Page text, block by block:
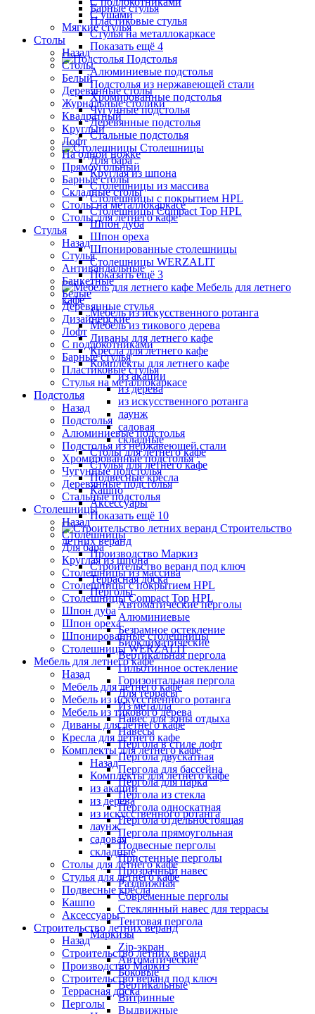
Барные стулья
Пластиковые стулья
Стулья на металлокаркасе
Показать ещё 4
Подстолья
Алюминиевые подстолья
Подстолья из нержавеющей стали
Хромированные подстолья
Чугунные подстолья
Деревянные подстолья
Стальные подстолья
Столешницы
Для бара
Круглая из шпона
Столешницы из массива
Столешницы с покрытием HPL
Столешницы Сompact Top HPL
Шпон дуба
Шпон ореха
Шпонированные столешницы
Столешницы WERZALIT
Показать ещё 3
Мебель для летнего
кафе
Мебель из искусственного ротанга
Мебель из тикового дерева
Диваны для летнего кафе
Кресла для летнего кафе
Комплекты для летнего кафе
из акации
из дерева
из искусственного ротанга
лаунж
садовая
складные
Столы для летнего кафе
Стулья для летнего кафе
Подвесные кресла
Кашпо
Аксессуары
Показать ещё 10
Строительство
летних веранд
Производство Маркиз
Строительство веранд под ключ
Террасная доска
Перголы
Автоматические перголы
Алюминиевые
Безрамное остекление
Биоклиматические
Вертикальная пергола
Гильотинное остекление
Горизонтальная пергола
Для террасы
Из металла
Навес для зоны отдыха
Навесы
Пергола в стиле лофт
Пергола двускатная
Пергола для бассейна
Пергола для парка
Пергола из стекла
Пергола односкатная
Пергола отдельностоящая
Пергола прямоугольная
Подвесные перголы
Пристенные перголы
Прозрачный навес
Раздвижная
Современные перголы
Стеклянный навес для террасы
Тентовая пергола
Маркизы
Zip-экран
Автоматические
Боковые
Вертикальные
Витринные
Выдвижные
С ушами
Мягкие стулья
Столы
Назад
Столы
Белый
Деревянные столы
Журнальные столики
Квадратный
Круглый
Лофт
На одной ножке
Прямоугольный
Барные столы
Складные столы
Столы на металлокаркасе
Столы для летнего кафе
Стулья
Назад
Стулья
Антивандальные
Банкетные
Белые
Деревянные стулья
Дизайнерские
Лофт
С подлокотниками
Барные стулья
Пластиковые стулья
Стулья на металлокаркасе
Подстолья
Назад
Подстолья
Алюминиевые подстолья
Подстолья из нержавеющей стали
Хромированные подстолья
Чугунные подстолья
Деревянные подстолья
Стальные подстолья
Столешницы
Назад
Столешницы
Для бара
Круглая из шпона
Столешницы из массива
Столешницы с покрытием HPL
Столешницы Сompact Top HPL
Шпон дуба
Шпон ореха
Шпонированные столешницы
Столешницы WERZALIT
Мебель для летнего кафе
Назад
Мебель для летнего кафе
Мебель из искусственного ротанга
Мебель из тикового дерева
Диваны для летнего кафе
Кресла для летнего кафе
Комплекты для летнего кафе
Назад
Комплекты для летнего кафе
из акации
из дерева
из искусственного ротанга
лаунж
садовая
складные
Столы для летнего кафе
Стулья для летнего кафе
Подвесные кресла
Кашпо
Аксессуары
Строительство летних веранд
Назад
Строительство летних веранд
Производство Маркиз
Строительство веранд под ключ
Террасная доска
Перголы